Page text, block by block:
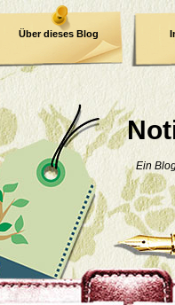
Ein
Über dieses Blog